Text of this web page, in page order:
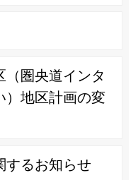
（圏央道インタ
）地区計画の変
するお知らせ